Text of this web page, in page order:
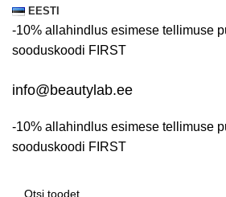
EESTI
-10% allahindlus esimese tellimuse
sooduskoodi FIRST
info@beautylab.ee
-10% allahindlus esimese tellimuse
sooduskoodi FIRST